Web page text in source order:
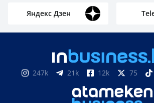
Яндекс Дзен
247k 21k 12k 75